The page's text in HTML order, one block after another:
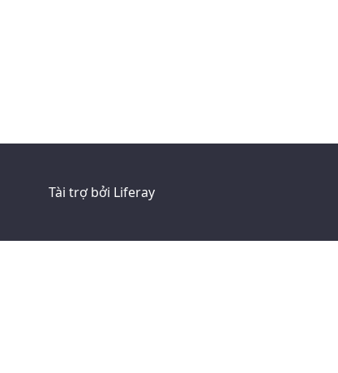
Tài trợ bởi Liferay